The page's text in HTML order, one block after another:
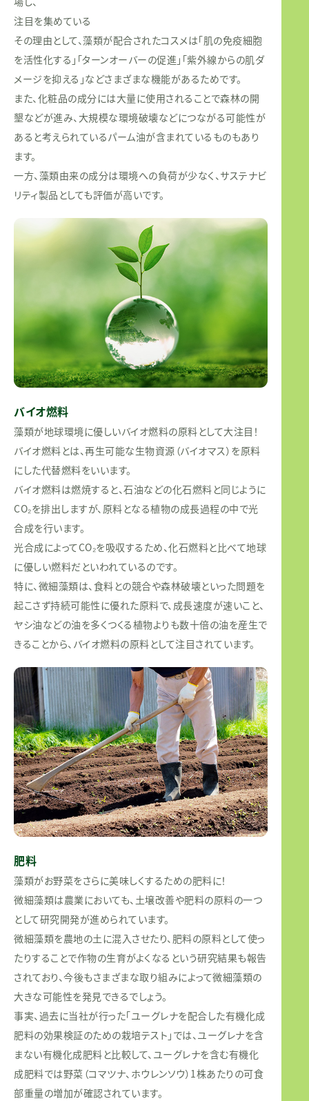
注目を集めている
その理由として、藻類が配合されたコスメは「肌の免疫細胞
を活性化する」「ターンオーバーの促進」「紫外線からの肌ダ
メージを抑える」などさまざまな機能があるためです。
また、化粧品の成分には大量に使用されることで森林の開
墾などが進み、大規模な環境破壊などにつながる可能性が
あると考えられているパーム油が含まれているものもあり
ます。
一方、藻類由来の成分は環境への負荷が少なく、サステナビ
リティ製品としても評価が高いです。
バイオ燃料
藻類が地球環境に優しいバイオ燃料の原料として大注目！
バイオ燃料とは、再生可能な生物資源（バイオマス）を原料
にした代替燃料をいいます。
バイオ燃料は燃焼すると、石油などの化石燃料と同じように
CO₂を排出しますが、原料となる植物の成長過程の中で光
合成を行います。
光合成によってCO₂を吸収するため、化石燃料と比べて地球
に優しい燃料だといわれているのです。
特に、微細藻類は、食料との競合や森林破壊といった問題を
起こさず持続可能性に優れた原料で、成長速度が速いこと、
ヤシ油などの油を多くつくる植物よりも数十倍の油を産生で
きることから、バイオ燃料の原料として注目されています。
肥料
藻類がお野菜をさらに美味しくするための肥料に！
微細藻類は農業においても、土壌改善や肥料の原料の一つ
として研究開発が進められています。
微細藻類を農地の土に混入させたり、肥料の原料として使っ
たりすることで作物の生育がよくなるという研究結果も報告
されており、今後もさまざまな取り組みによって微細藻類の
大きな可能性を発見できるでしょう。
事実、過去に当社が行った「ユーグレナを配合した有機化成
肥料の効果検証のための栽培テスト」では、ユーグレナを含
まない有機化成肥料と比較して、ユーグレナを含む有機化
成肥料では野菜（コマツナ、ホウレンソウ）1株あたりの可食
部重量の増加が確認されています。